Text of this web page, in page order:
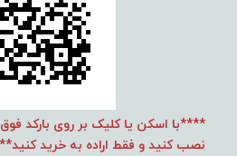
****با اسکن یا کلیک بر روی بارکد
نصب کنید و فقط اراده به خرید